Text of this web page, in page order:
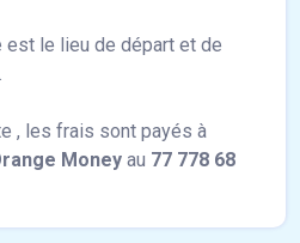
est le lieu de départ et de
, les frais sont payés à
Money au 77 778 68